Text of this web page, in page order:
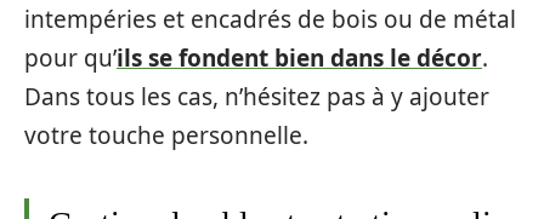
intempéries et encadrés de bois ou de métal
pour qu’ils se fondent bien dans le décor.
Dans tous les cas, n’hésitez pas à y ajouter
votre touche personnelle.